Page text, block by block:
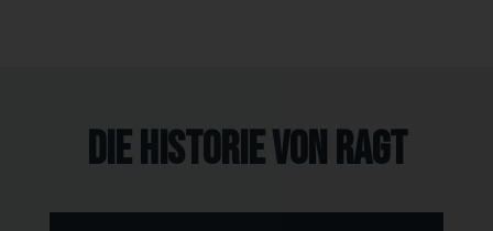
die Historie von RAGT